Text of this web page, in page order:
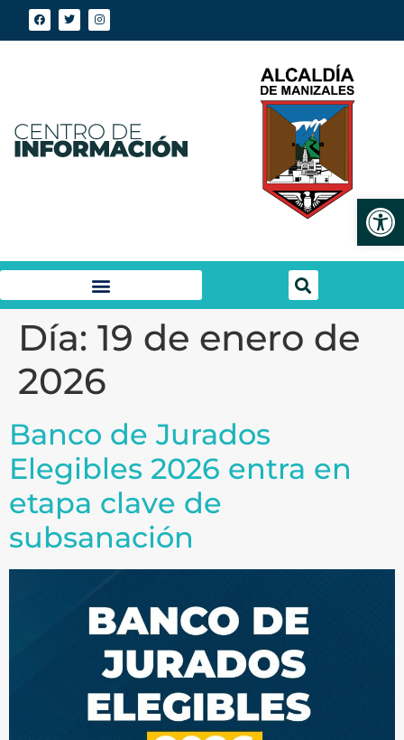
Día: 19 de enero de
2026
Banco de Jurados
Elegibles 2026 entra en
etapa clave de
subsanación